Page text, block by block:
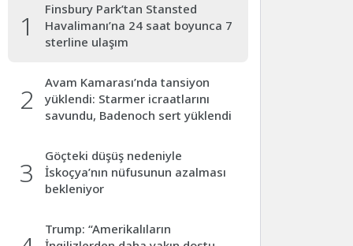
1
Finsbury Park’tan Stansted
Havalimanı’na 24 saat boyunca 7
sterline ulaşım
2
Avam Kamarası’nda tansiyon
yüklendi: Starmer icraatlarını
savundu, Badenoch sert yüklendi
3
Göçteki düşüş nedeniyle
İskoçya’nın nüfusunun azalması
bekleniyor
Trump: “Amerikalıların